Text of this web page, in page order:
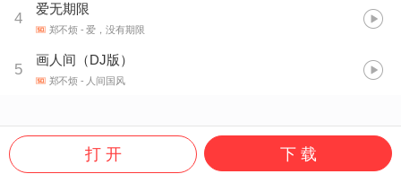
4
爱无期限
郑不烦 - 爱，没有期限
5
画人间（DJ版）
郑不烦 - 人间国风
打 开 下 载